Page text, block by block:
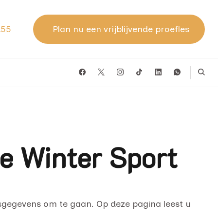
Plan nu een vrijblijvende proefles
Winter Sport
om te gaan. Op deze pagina leest u